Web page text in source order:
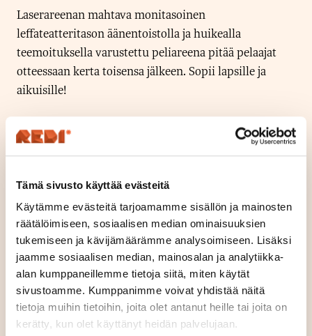
Tämä sivusto käyttää evästeitä
Käytämme evästeitä tarjoamamme sisällön ja mainosten
räätälöimiseen, sosiaalisen median ominaisuuksien
tukemiseen ja kävijämäärämme analysoimiseen. Lisäksi
jaamme sosiaalisen median, mainosalan ja analytiikka-
alan kumppaneillemme tietoja siitä, miten käytät
sivustoamme. Kumppanimme voivat yhdistää näitä
tietoja muihin tietoihin, joita olet antanut heille tai joita on
kerätty, kun olet käyttänyt heidän palvelujaan.
Laserareenan mahtava monitasoinen
leffateatteritason äänentoistolla ja huikealla
teemoituksella varustettu peliareena pitää pelaajat
otteessaan kerta toisensa jälkeen. Sopii lapsille ja
aikuisille!
Sijainti
Avoinna tänään
S
u
l
j
e
t
t
12-18
Aukioloajat
Ma - To 12-18
Pe13-19
La12-18
Su12-17